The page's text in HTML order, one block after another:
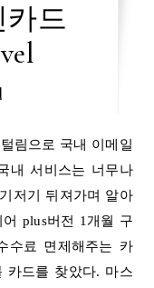
카드
내 서비스는 너무나
저기 뒤져가며 알아
plus버전 1개월 구
수료 면제해주는 카
카드를 찾았다. 마스